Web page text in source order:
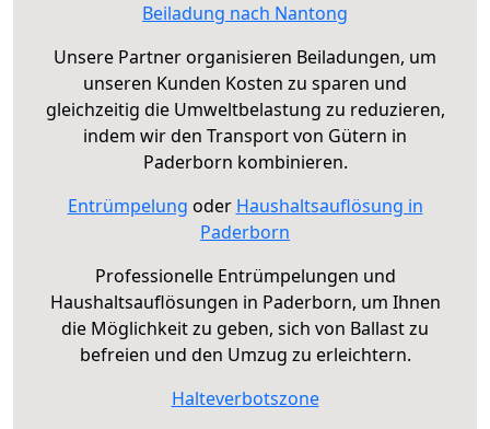
Beiladung nach Nantong
Unsere Partner organisieren Beiladungen, um
unseren Kunden Kosten zu sparen und
gleichzeitig die Umweltbelastung zu reduzieren,
indem wir den Transport von Gütern in
Paderborn kombinieren.
Entrümpelung oder Haushaltsauflösung in
Paderborn
Professionelle Entrümpelungen und
Haushaltsauflösungen in Paderborn, um Ihnen
die Möglichkeit zu geben, sich von Ballast zu
befreien und den Umzug zu erleichtern.
Halteverbotszone